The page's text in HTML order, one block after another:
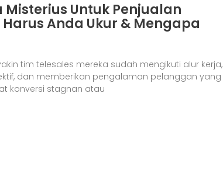
Untuk Penjualan
Anda Ukur & Mengapa
tim telesales mereka sudah mengikuti alur kerja,
dan memberikan pengalaman pelanggan yang
konversi stagnan atau